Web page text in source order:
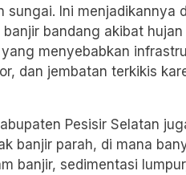
sungai. Ini menjadikannya
banjir bandang akibat
menyebabkan
dan jembatan terkikis
Pesisir Selatan
banjir parah, di mana
banjir, sedimentasi